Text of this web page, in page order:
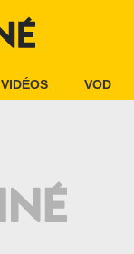
VIDÉOS VOD